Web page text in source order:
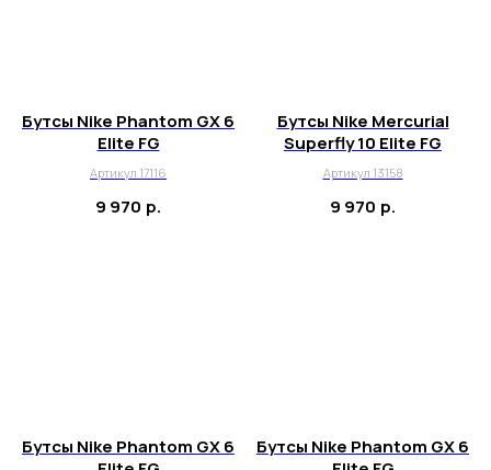
Бутсы Nike Phantom GX 6
Elite FG
Артикул 17116
9 970 р.
Бутсы Nike Mercurial
Superfly 10 Elite FG
Артикул 13158
9 970 р.
Бутсы Nike Phantom GX 6
Бутсы Nike Phantom GX 6